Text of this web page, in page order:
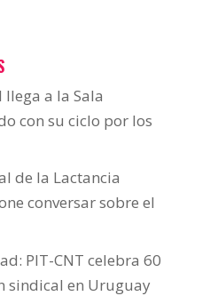
a la Sala
con su ciclo por los
de la Lactancia
conversar sobre el
PIT-CNT celebra 60
sindical en Uruguay